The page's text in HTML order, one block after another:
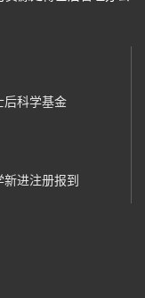
后科学基金
进注册报到